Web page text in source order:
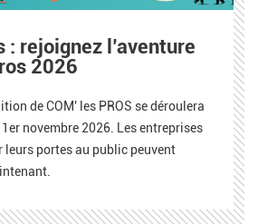
: rejoignez l’aventure
2026
de COM' les PROS se déroulera
novembre 2026. Les entreprises
portes au public peuvent